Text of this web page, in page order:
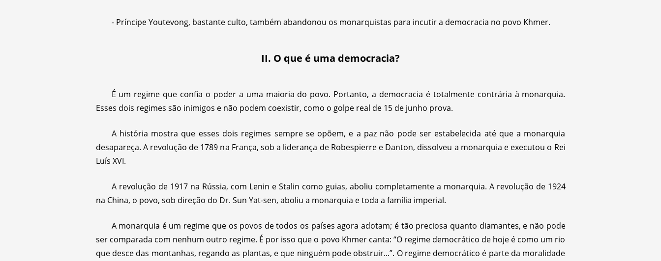
- Príncipe Youtevong, bastante culto, também abandonou os monarquistas para incutir a democracia no povo Khmer.
II. O que é uma democracia?
É um regime que confia o poder a uma maioria do povo. Portanto, a democracia é totalmente contrária à monarquia.
Esses dois regimes são inimigos e não podem coexistir, como o golpe real de 15 de junho prova.
A história mostra que esses dois regimes sempre se opõem, e a paz não pode ser estabelecida até que a monarquia
desapareça. A revolução de 1789 na França, sob a liderança de Robespierre e Danton, dissolveu a monarquia e executou o Rei
Luís XVI.
A revolução de 1917 na Rússia, com Lenin e Stalin como guias, aboliu completamente a monarquia. A revolução de 1924
na China, o povo, sob direção do Dr. Sun Yat-sen, aboliu a monarquia e toda a família imperial.
A monarquia é um regime que os povos de todos os países agora adotam; é tão preciosa quanto diamantes, e não pode
ser comparada com nenhum outro regime. É por isso que o povo Khmer canta: “O regime democrático de hoje é como um rio
que desce das montanhas, regando as plantas, e que ninguém pode obstruir...”. O regime democrático é parte da moralidade